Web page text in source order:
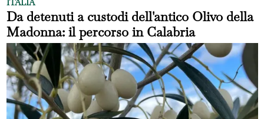
Da detenuti a custodi dell'antico Olivo della
Madonna: il percorso in Calabria